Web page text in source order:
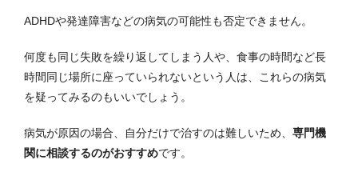
ADHDや発達障害などの病気の可能性も否定できません。
何度も同じ失敗を繰り返してしまう人や、食事の時間など長
時間同じ場所に座っていられないという人は、これらの病気
を疑ってみるのもいいでしょう。
病気が原因の場合、自分だけで治すのは難しいため、 専門機
関に相談するのがおすすめです。